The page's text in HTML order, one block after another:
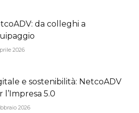
da colleghi a
2026
e sostenibilità: NetcoADV
l’Impresa 5.0
2026